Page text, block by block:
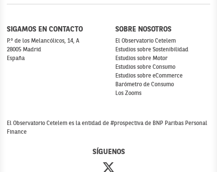
SIGAMOS EN CONTACTO
P.º de los Melancólicos, 14, A
28005 Madrid
España
SOBRE NOSOTROS
El Observatorio Cetelem
Estudios sobre Sostenibilidad
Estudios sobre Motor
Estudios sobre Consumo
Estudios sobre eCommerce
Barómetro de Consumo
Los Zooms
SÍGUENOS
El Observatorio Cetelem es la entidad de #prospectiva de BNP Paribas Personal
Finance